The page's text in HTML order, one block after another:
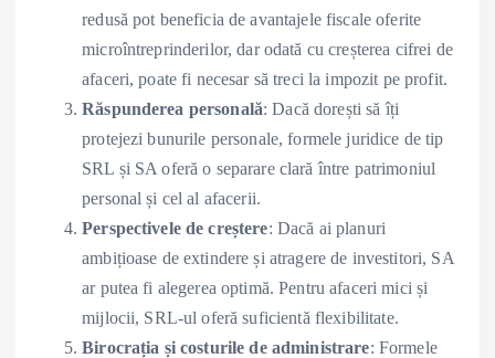
redusă pot beneficia de avantajele fiscale oferite
microîntreprinderilor, dar odată cu creșterea cifrei de
afaceri, poate fi necesar să treci la impozit pe profit.
Răspunderea personală: Dacă dorești să îți
protejezi bunurile personale, formele juridice de tip
SRL și SA oferă o separare clară între patrimoniul
personal și cel al afacerii.
Perspectivele de creștere: Dacă ai planuri
ambițioase de extindere și atragere de investitori, SA
ar putea fi alegerea optimă. Pentru afaceri mici și
mijlocii, SRL-ul oferă suficientă flexibilitate.
Birocrația și costurile de administrare: Formele